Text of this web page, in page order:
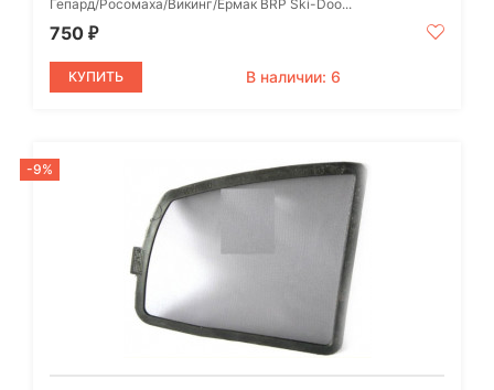
Гепард/Росомаха/Викинг/Ермак BRP Ski-Doo...
750 ₽
КУПИТЬ В наличии: 6
-9%